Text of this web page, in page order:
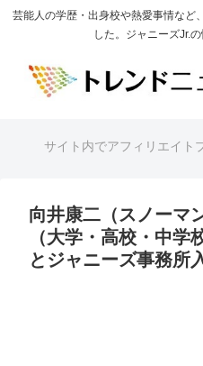
芸能人の学歴・出身校や熱愛事情など
した。ジャニーズJr.
サイト内でアフィリエイト
向井康二（スノーマ
（大学・高校・中学
とジャニーズ事務所